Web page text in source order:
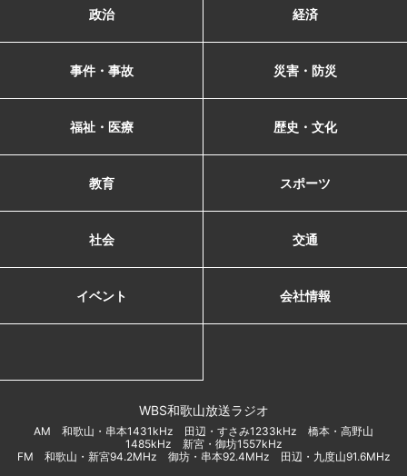
政治 経済
事件・事故 災害・防災
福祉・医療 歴史・文化
教育 スポーツ
社会 交通
イベント 会社情報
WBS和歌山放送ラジオ
AM 和歌山・串本1431kHz 田辺・すさみ1233kHz 橋本・高野山
1485kHz 新宮・御坊1557kHz
FM 和歌山・新宮94.2MHz 御坊・串本92.4MHz 田辺・九度山91.6MHz